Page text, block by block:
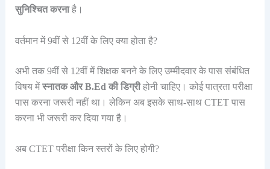
सुनिश्चित करनाहै।
वर्तमान में 9वीं से 12वीं के लिए क्या होता है?
अभी तक 9वीं से 12वीं में शिक्षक बनने के लिए उम्मीदवार के पास संबंधित
विषय मेंस्नातक और B.Ed की डिग्रीहोनी चाहिए। कोई पात्रता परीक्षा
पास करना जरूरी नहीं था। लेकिन अब इसके साथ-साथ CTET पास
करना भी जरूरी कर दिया गया है।
अब CTET परीक्षा किन स्तरों के लिए होगी?